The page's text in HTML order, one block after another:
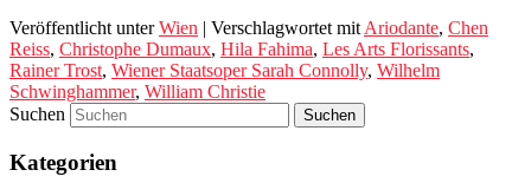
Veröffentlicht unter Wien | Verschlagwortet mit Ariodante, Chen
Reiss, Christophe Dumaux, Hila Fahima, Les Arts Florissants,
Rainer Trost, Wiener Staatsoper Sarah Connolly, Wilhelm
Schwinghammer, William Christie
Suchen
Kategorien